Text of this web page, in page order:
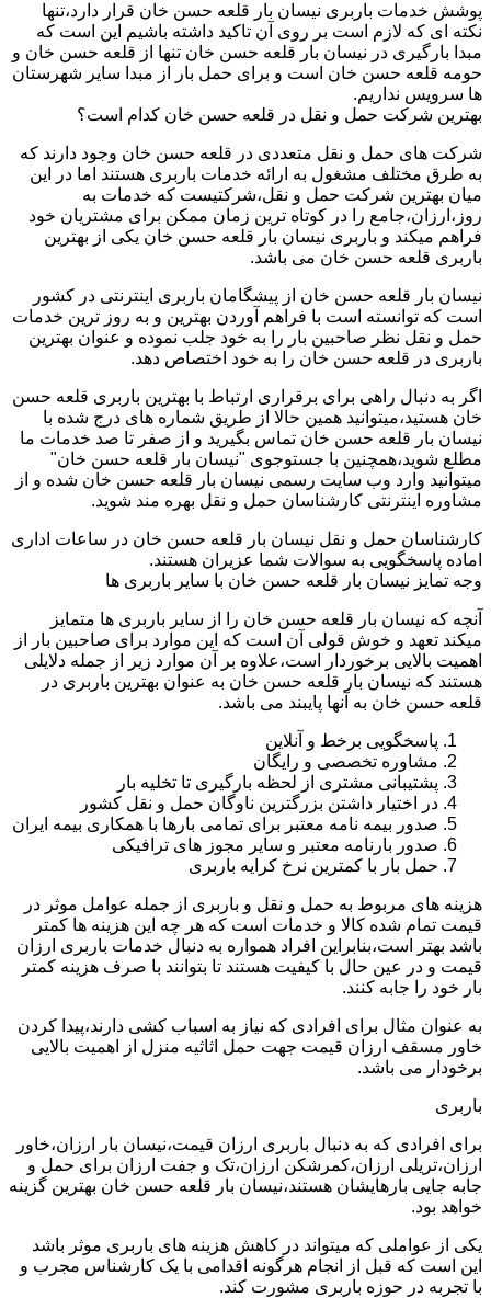
پوشش خدمات باربری نیسان بار قلعه حسن خان قرار دارد،تنها
نکته ای که لازم است بر روی آن تاکید داشته باشیم این است که
مبدا بارگیری در نیسان بار قلعه حسن خان تنها از قلعه حسن خان و
حومه قلعه حسن خان است و برای حمل بار از مبدا سایر شهرستان
ها سرویس نداریم.
بهترین شرکت حمل و نقل در قلعه حسن خان کدام است؟
شرکت های حمل و نقل متعددی در قلعه حسن خان وجود دارند که
به طرق مختلف مشغول به ارائه خدمات باربری هستند اما در این
میان بهترین شرکت حمل و نقل،شرکتیست که خدمات به
روز،ارزان،جامع را در کوتاه ترین زمان ممکن برای مشتریان خود
فراهم میکند و باربری نیسان بار قلعه حسن خان یکی از بهترین
باربری قلعه حسن خان می باشد.
نیسان بار قلعه حسن خان از پیشگامان باربری اینترنتی در کشور
است که توانسته است با فراهم آوردن بهترین و به روز ترین خدمات
حمل و نقل نظر صاحبین بار را به خود جلب نموده و عنوان بهترین
باربری در قلعه حسن خان را به خود اختصاص دهد.
اگر به دنبال راهی برای برقراری ارتباط با بهترین باربری قلعه حسن
خان هستید،میتوانید همین حالا از طریق شماره های درج شده با
نیسان بار قلعه حسن خان تماس بگیرید و از صفر تا صد خدمات ما
مطلع شوید،همچنین با جستوجوی "نیسان بار قلعه حسن خان"
میتوانید وارد وب سایت رسمی نیسان بار قلعه حسن خان شده و از
مشاوره اینترنتی کارشناسان حمل و نقل بهره مند شوید.
کارشناسان حمل و نقل نیسان بار قلعه حسن خان در ساعات اداری
اماده پاسخگویی به سوالات شما عزیران هستند.
وجه تمایز نیسان بار قلعه حسن خان با سایر باربری ها
آنچه که نیسان بار قلعه حسن خان را از سایر باربری ها متمایز
میکند تعهد و خوش قولی آن است که این موارد برای صاحبین بار از
اهمیت بالایی برخوردار است،علاوه بر آن موارد زیر از جمله دلایلی
هستند که نیسان بار قلعه حسن خان به عنوان بهترین باربری در
قلعه حسن خان به آنها پایبند می باشد.
پاسخگویی برخط و آنلاین
مشاوره تخصصی و رایگان
پشتیبانی مشتری از لحظه بارگیری تا تخلیه بار
در اختیار داشتن بزرگترین ناوگان حمل و نقل کشور
صدور بیمه نامه معتبر برای تمامی بارها با همکاری بیمه ایران
صدور بارنامه معتبر و سایر مجوز های ترافیکی
حمل بار با کمترین نرخ کرایه باربری
هزینه های مربوط به حمل و نقل و باربری از جمله عوامل موثر در
قیمت تمام شده کالا و خدمات است که هر چه این هزینه ها کمتر
باشد بهتر است،بنابراین افراد همواره به دنبال خدمات باربری ارزان
قیمت و در عین حال با کیفیت هستند تا بتوانند با صرف هزینه کمتر
بار خود را جابه کنند.
به عنوان مثال برای افرادی که نیاز به اسباب کشی دارند،پیدا کردن
خاور مسقف ارزان قیمت جهت حمل اثاثیه منزل از اهمیت بالایی
برخودار می باشد.
باربری
برای افرادی که به دنبال باربری ارزان قیمت،نیسان بار ارزان،خاور
ارزان،تریلی ارزان،کمرشکن ارزان،تک و جفت ارزان برای حمل و
جابه جایی بارهایشان هستند،نیسان بار قلعه حسن خان بهترین گزینه
خواهد بود.
یکی از عواملی که میتواند در کاهش هزینه های باربری موثر باشد
این است که قبل از انجام هرگونه اقدامی با یک کارشناس مجرب و
با تجربه در حوزه باربری مشورت کند.